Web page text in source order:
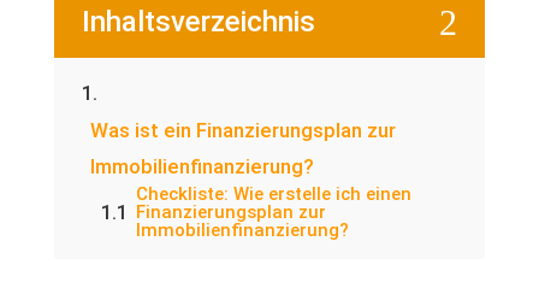
Inhaltsverzeichnis 2
Was ist ein Finanzierungsplan zur
Immobilienfinanzierung?
Checkliste: Wie erstelle ich einen
Finanzierungsplan zur
Immobilienfinanzierung?